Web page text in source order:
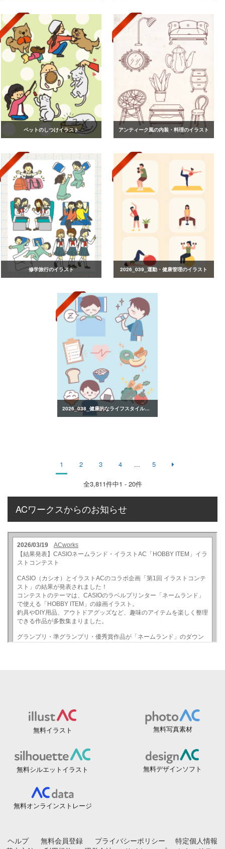
ペットのしつけイラスト アンティーク風の内装・料理のイラスト
修学旅行のイラスト 2026_039_運動・健康管理のイラスト
2026_038_健康的なライフスタイルのイラスト
1 2 3 4 ... 5
全3,811件中1 - 20件
ACワークスからのお知らせ
無料イラスト 無料写真素材
無料シルエットイラスト 無料デザインソフト
無料オンラインストレージ
ヘルプ 無料会員登録 プライバシーポリシー
特定個人情報